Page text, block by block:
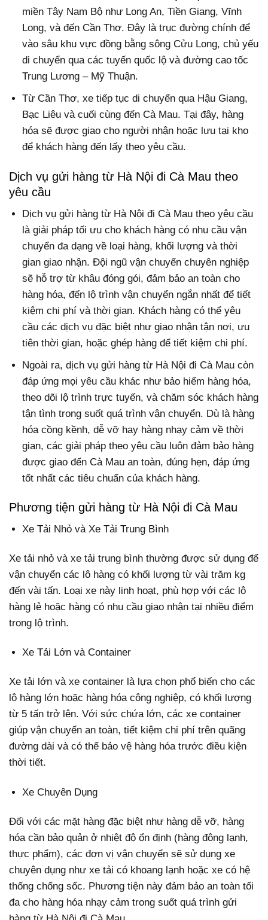
miền Tây Nam Bộ như Long An, Tiền Giang, Vĩnh
Long, và đến Cần Thơ. Đây là trục đường chính để
vào sâu khu vực đồng bằng sông Cửu Long, chủ yếu
di chuyển qua các tuyến quốc lộ và đường cao tốc
Trung Lương – Mỹ Thuận.
Từ Cần Thơ, xe tiếp tục di chuyển qua Hậu Giang,
Bạc Liêu và cuối cùng đến Cà Mau. Tại đây, hàng
hóa sẽ được giao cho người nhận hoặc lưu tại kho
để khách hàng đến lấy theo yêu cầu.
Dịch vụ gửi hàng từ Hà Nội đi Cà Mau theo
yêu cầu
Dịch vụ gửi hàng từ Hà Nội đi Cà Mau theo yêu cầu
là giải pháp tối ưu cho khách hàng có nhu cầu vận
chuyển đa dạng về loại hàng, khối lượng và thời
gian giao nhận. Đội ngũ vận chuyển chuyên nghiệp
sẽ hỗ trợ từ khâu đóng gói, đảm bảo an toàn cho
hàng hóa, đến lộ trình vận chuyển ngắn nhất để tiết
kiệm chi phí và thời gian. Khách hàng có thể yêu
cầu các dịch vụ đặc biệt như giao nhận tận nơi, ưu
tiên thời gian, hoặc ghép hàng để tiết kiệm chi phí.
Ngoài ra, dịch vụ gửi hàng từ Hà Nội đi Cà Mau còn
đáp ứng mọi yêu cầu khác như bảo hiểm hàng hóa,
theo dõi lộ trình trực tuyến, và chăm sóc khách hàng
tận tình trong suốt quá trình vận chuyển. Dù là hàng
hóa cồng kềnh, dễ vỡ hay hàng nhạy cảm về thời
gian, các giải pháp theo yêu cầu luôn đảm bảo hàng
được giao đến Cà Mau an toàn, đúng hẹn, đáp ứng
tốt nhất các tiêu chuẩn của khách hàng.
Phương tiện gửi hàng từ Hà Nội đi Cà Mau
Xe Tải Nhỏ và Xe Tải Trung Bình
Xe tải nhỏ và xe tải trung bình thường được sử dụng để
vận chuyển các lô hàng có khối lượng từ vài trăm kg
đến vài tấn. Loại xe này linh hoạt, phù hợp với các lô
hàng lẻ hoặc hàng có nhu cầu giao nhận tại nhiều điểm
trong lộ trình.
Xe Tải Lớn và Container
Xe tải lớn và xe container là lựa chọn phổ biến cho các
lô hàng lớn hoặc hàng hóa công nghiệp, có khối lượng
từ 5 tấn trở lên. Với sức chứa lớn, các xe container
giúp vận chuyển an toàn, tiết kiệm chi phí trên quãng
đường dài và có thể bảo vệ hàng hóa trước điều kiện
thời tiết.
Xe Chuyên Dụng
Đối với các mặt hàng đặc biệt như hàng dễ vỡ, hàng
hóa cần bảo quản ở nhiệt độ ổn định (hàng đông lạnh,
thực phẩm), các đơn vị vận chuyển sẽ sử dụng xe
chuyên dụng như xe tải có khoang lạnh hoặc xe có hệ
thống chống sốc. Phương tiện này đảm bảo an toàn tối
đa cho hàng hóa nhạy cảm trong suốt quá trình gửi